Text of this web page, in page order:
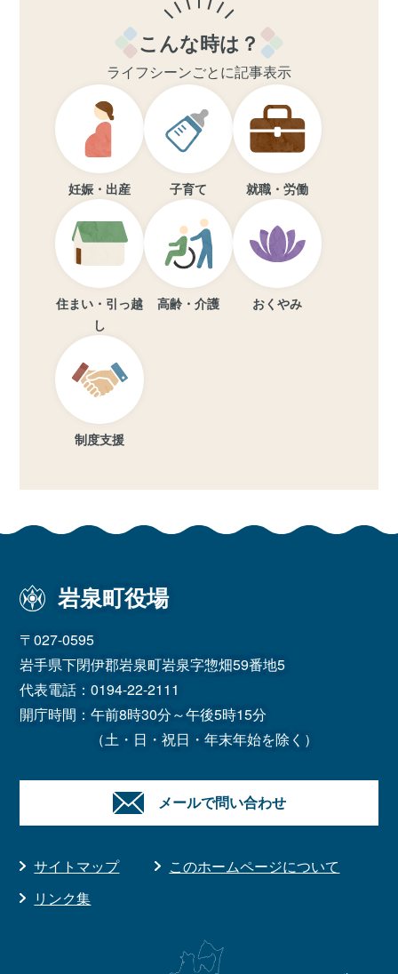
こんな時は？
ライフシーンごとに記事表示
妊娠・出産 子育て 就職・労働
住まい・引っ越
し
高齢・介護 おくやみ
制度支援
岩泉町役場
〒027-0595
岩手県下閉伊郡岩泉町岩泉字惣畑59番地5
代表電話：0194-22-2111
開庁時間：午前8時30分～午後5時15分
（土・日・祝日・年末年始を除く）
メールで問い合わせ
サイトマップ
このホームページについて
リンク集